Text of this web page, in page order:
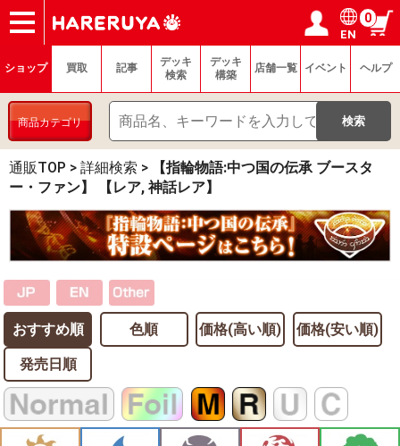
ショップ
買取
記事
デッキ検索
デッキ構築
選手一覧
店舗一覧
イベント
ヘルプ
お問い合わせ ログイン／会員登録
マイページ
EN
0
ショップ 買取 記事
デッキ
検索
デッキ
構築
店舗一覧 イベント ヘルプ
商品カテゴリ
通販TOP > 詳細検索 >
【指輪物語:中つ国の伝承 ブースタ
ー・ファン】 【レア, 神話レア】
おすすめ順 色順 価格(高い順) 価格(安い順)
発売日順